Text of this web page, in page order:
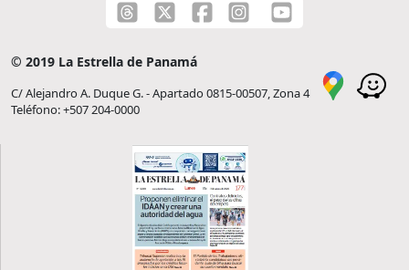
© 2019 La Estrella de Panamá
C/ Alejandro A. Duque G. - Apartado 0815-00507, Zona 4
Teléfono: +507 204-0000